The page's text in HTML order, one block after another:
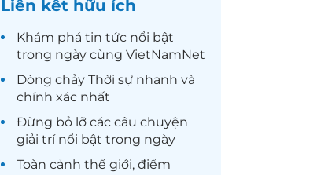
Liên kết hữu ích
Khám phá tin tức nổi bật
trong ngày cùng VietNamNet
Dòng chảy Thời sự nhanh và
chính xác nhất
Đừng bỏ lỡ các câu chuyện
giải trínổi bật trong ngày
Toàn cảnh thế giới, điểm